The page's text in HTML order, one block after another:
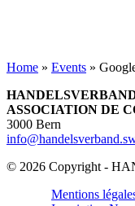
Home » Events »
ASSOCIATION DE
3000 Bern
© 2026 Copyright -
Mentions